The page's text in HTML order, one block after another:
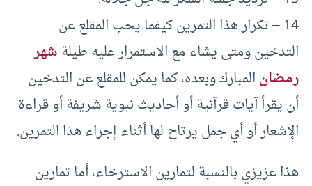
14 – تكرار هذا التمرين كيفما يحب المقلع عن
التدخين ومتى يشاء مع الاستمرار عليه طيلةشهر
رمضانالمبارك وبعده، كما يمكن للمقلع عن التدخين
أن يقرأ آيات قرآنية أو أحاديث نبوية شريفة أو قراءة
الإشعار أو أي جمل يرتاح لها أثناء إجراء هذا التمرين.
هذا عزيزي بالنسبة لتمارين الاسترخاء، أما تمارين